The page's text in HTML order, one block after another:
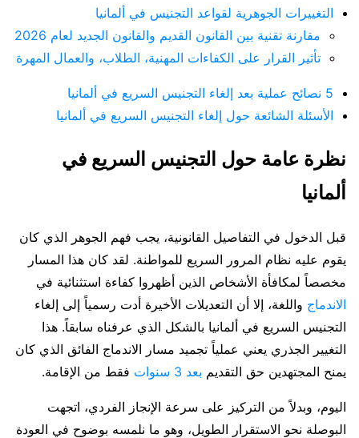
التغييرات الجوهرية لقواعد التجنيس في ألمانيا
مقارنة تقنية بين القانون القديم والقانون الجديد لعام 2026
تأثير القرار على الكفاءات المهنية، الطلاب، والعمال المهرة
5 نصائح عملية بعد إلغاء التجنيس السريع في ألمانيا
الأسئلة الشائعة حول إلغاء التجنيس السريع في ألمانيا
نظرة عامة حول التجنيس السريع في
ألمانيا
قبل الدخول في التفاصيل القانونية، يجب فهم الجوهر الذي كان
يقوم عليه نظام المرور السريع للمواطنة. لقد كان هذا المسار
مخصصاً لمكافأة الأشخاص الذين أظهروا كفاءة استثنائية في
الاندماج واللغة، إلا أن التعديلات الأخيرة أدت رسمياً إلى إلغاء
التجنيس السريع في ألمانيا بالشكل الذي عرفناه سابقاً. هذا
التغيير الجذري يعني عملياً تجميد مسار الاندماج الفائق الذي كان
يمنح المجتهدين حق التقديم بعد 3 سنوات فقط من الإقامة.
اليوم، وبدلاً من التركيز على سرعة الإنجاز الفردي، اتجهت
البوصلة نحو الاستقرار الطويل، وهو ما نلمسه بوضوح في العودة